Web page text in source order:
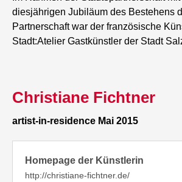
diesjährigen Jubiläum des Bestehens
Partnerschaft war der französische
Stadt:Atelier Gastkünstler der Stadt
Christiane Fichtner
artist-in-residence Mai 2015
Homepage der Künstlerin
http://christiane-fichtner.de/